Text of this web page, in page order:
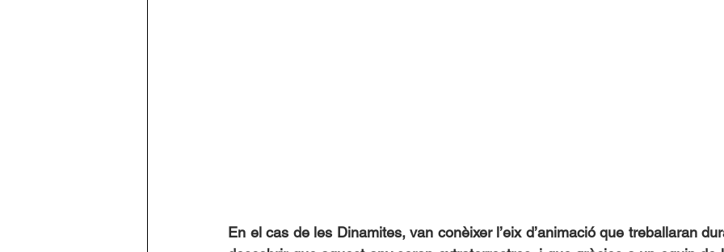
En el cas de les Dinamites, van conèixer l’eix d’animació que treballaran